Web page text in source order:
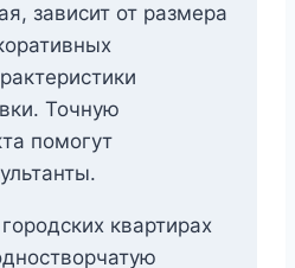
зависит от размера
Точную
помогут
квартирах